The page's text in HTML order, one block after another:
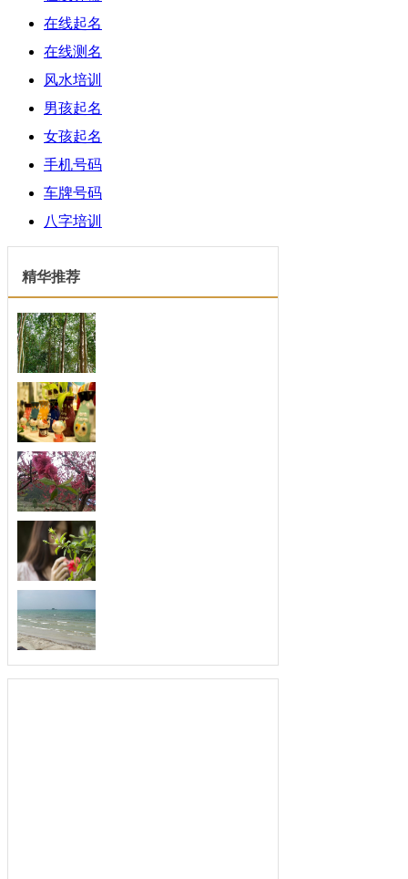
在线起名
在线测名
风水培训
男孩起名
女孩起名
手机号码
车牌号码
八字培训
精华推荐
四月份人格魅力开始大
每一个人的人格魅力绝对是吸引人最重
要的法...
扬长避短，善于发现别
取长补短，最会发现优点的三大生肖。
俗话说...
不喜欢空闲，最珍惜时
忙个不停，最善于利用时间的三大生
肖。人们...
从不暗恋，爱你就要告
爱上就去追求，最不喜欢暗恋的三大生
为人低调，就算富有也